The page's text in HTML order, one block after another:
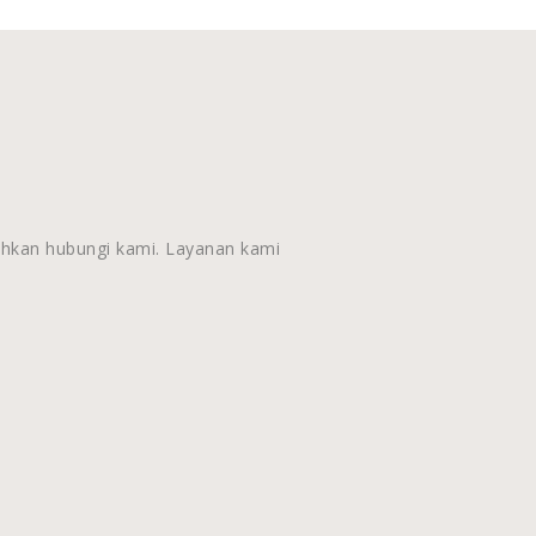
hubungi kami. Layanan kami